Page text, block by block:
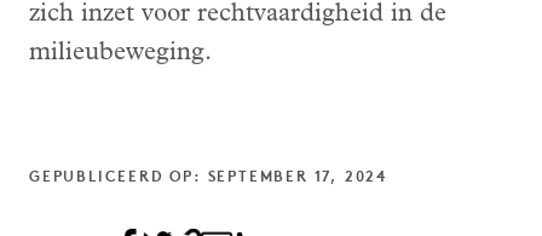
zich inzet voor rechtvaardigheid in de
milieubeweging.
GEPUBLICEERD OP: SEPTEMBER 17, 2024